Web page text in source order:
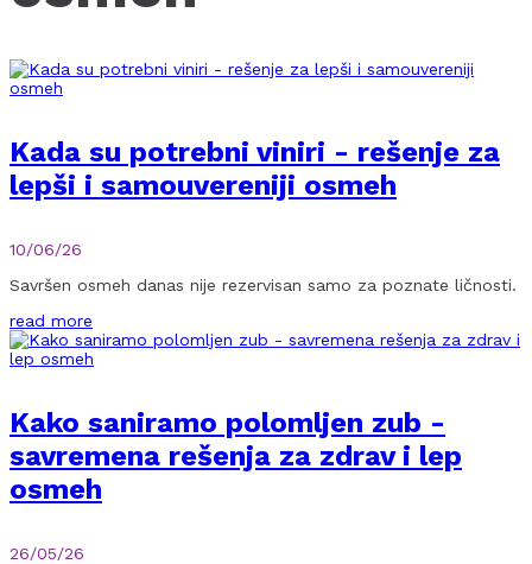
Kada su potrebni viniri - rešenje za
lepši i samouvereniji osmeh
10/06/26
Savršen osmeh danas nije rezervisan samo za poznate ličnosti.
read more
Kako saniramo polomljen zub -
savremena rešenja za zdrav i lep
osmeh
26/05/26